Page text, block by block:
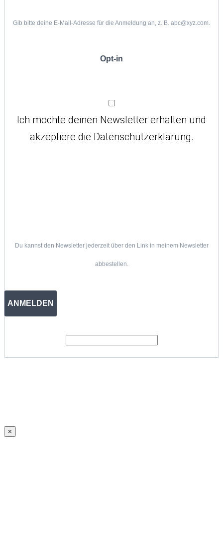
Gib bitte deine E-Mail-Adresse für die Anmeldung an, z. B. abc@xyz.com.
Opt-in
Ich möchte deinen Newsletter erhalten und
akzeptiere die Datenschutzerklärung.
Du kannst den Newsletter jederzeit über den Link in meinem Newsletter
abbestellen.
ANMELDEN
×